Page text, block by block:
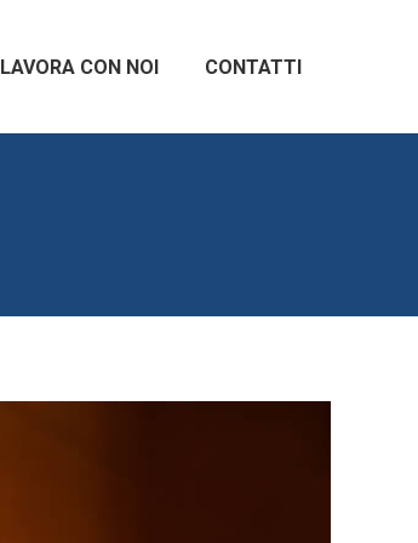
LAVORA CON NOI CONTATTI